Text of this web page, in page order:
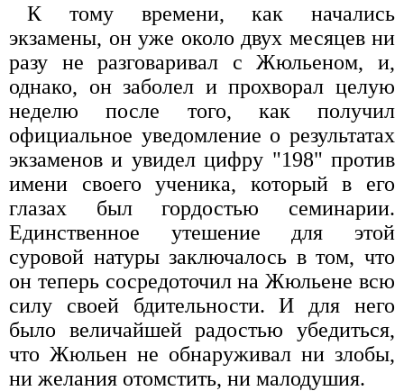
К тому времени, как начались
экзамены, он уже около двух месяцев ни
разу не разговаривал с Жюльеном, и,
однако, он заболел и прохворал целую
неделю после того, как получил
официальное уведомление о результатах
экзаменов и увидел цифру "198" против
имени своего ученика, который в его
глазах был гордостью семинарии.
Единственное утешение для этой
суровой натуры заключалось в том, что
он теперь сосредоточил на Жюльене всю
силу своей бдительности. И для него
было величайшей радостью убедиться,
что Жюльен не обнаруживал ни злобы,
ни желания отомстить, ни малодушия.